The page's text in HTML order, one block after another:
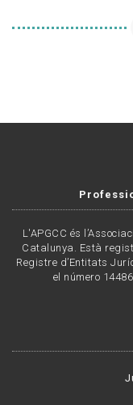
L'APGCC és
Catalunya. Està
Registre d’Entitats
el número